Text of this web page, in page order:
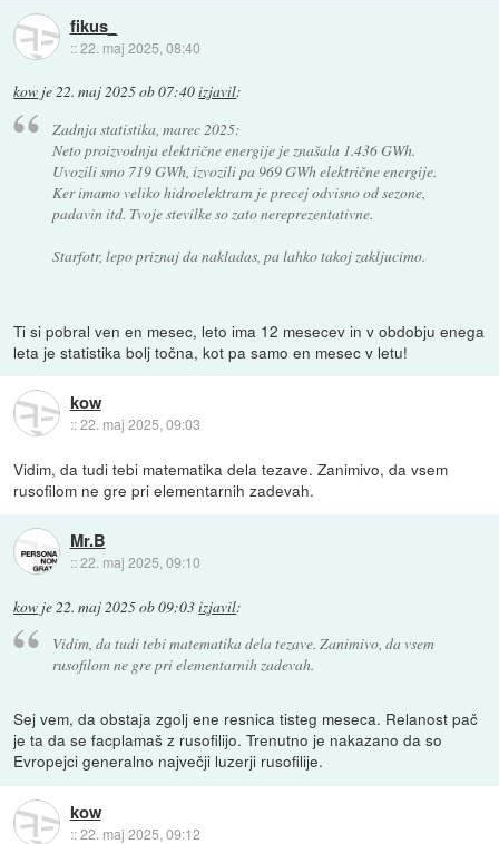
fikus_
::22. maj 2025, 08:40
kow je22. maj 2025 ob 07:40izjavil:
Zadnja statistika, marec 2025:
Neto proizvodnja električne energije je znašala 1.436 GWh.
Uvozili smo 719 GWh, izvozili pa 969 GWh električne energije.
Ker imamo veliko hidroelektrarn je precej odvisno od sezone,
padavin itd. Tvoje stevilke so zato nereprezentativne.
Starfotr, lepo priznaj da nakladas, pa lahko takoj zakljucimo.
Ti si pobral ven en mesec, leto ima 12 mesecev in v obdobju enega
leta je statistika bolj točna, kot pa samo en mesec v letu!
kow
::22. maj 2025, 09:03
Vidim, da tudi tebi matematika dela tezave. Zanimivo, da vsem
rusofilom ne gre pri elementarnih zadevah.
Mr.B
::22. maj 2025, 09:10
kow je22. maj 2025 ob 09:03izjavil:
Vidim, da tudi tebi matematika dela tezave. Zanimivo, da vsem
rusofilom ne gre pri elementarnih zadevah.
Sej vem, da obstaja zgolj ene resnica tisteg meseca. Relanost pač
je ta da se facplamaš z rusofilijo. Trenutno je nakazano da so
Evropejci generalno največji luzerji rusofilije.
kow
::22. maj 2025, 09:12